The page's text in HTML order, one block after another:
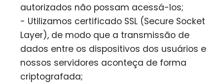
autorizados não possam acessá-los;
- Utilizamos certificado SSL (Secure Socket
Layer), de modo que a transmissão de
dados entre os dispositivos dos usuários e
nossos servidores aconteça de forma
criptografada;